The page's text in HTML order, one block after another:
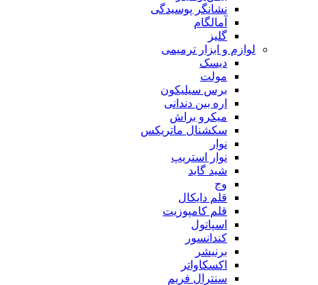
نشانگر پوسیدگی
آمالگام
گلیز
لوازم و ابزار ترمیمی
دیسک
مولت
برس سیلیکون
اره بین دندانی
میکرو براش
سکشنال ماتریکس
نوار
نوار استریپ
شید گاید
وج
قلم دایکال
قلم کامپوزیت
اسپاتول
کندانسور
برنیشر
اکسکاواتر
سنترال فریم